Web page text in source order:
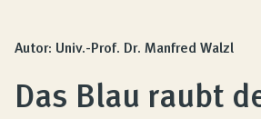
Qualität und Garantie
Kundenbewertungen
Autor: Univ.-Prof. Dr. Manfred Walzl
Das Blau raubt